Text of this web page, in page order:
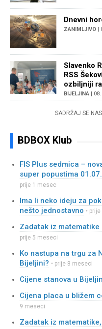
Dnevni
ZANIMLJIVO |
Slavenko
RSS
ozbiljniji
BIJELJINA |
SADRŽAJ SE
BDBOX Klub
FIS Plus sedmica –
super popustima
prije 1 mesec
Ima li neko ideju za
nešto jednostavno •
Zadatak iz matematike
prije 5 meseci
Ko nastupa na trgu za
Bijeljini? • prije 8 meseci
Cijene stanova u
Cijena placa u bližem
9 meseci
Zadatak iz